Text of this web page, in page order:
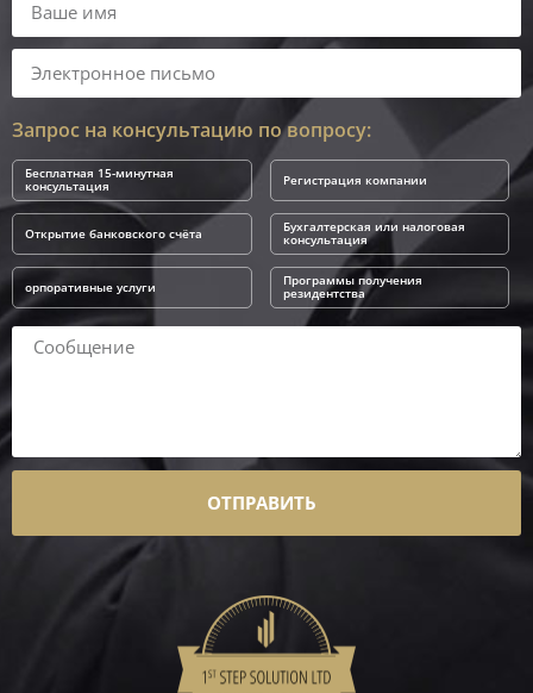
Запрос на консультацию по вопросу:
Бесплатная 15-минутная
консультация Регистрация компании
Открытие банковского счёта Бухгалтерская или налоговая
консультация
орпоративные услуги Программы получения
резидентства
ОТПРАВИТЬ